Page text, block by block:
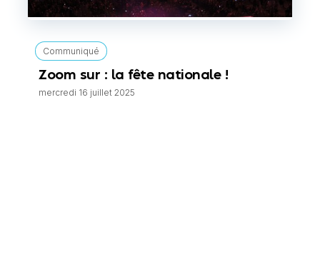
Communiqué
Zoom sur : la fête nationale !
mercredi 16 juillet 2025